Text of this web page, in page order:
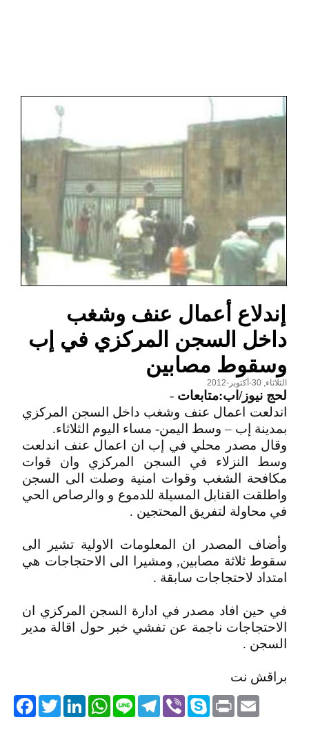
إندلاع أعمال عنف وشغب
داخل السجن المركزي في إب
وسقوط مصابين
الثلاثاء, 30-أكتوبر-2012
لحج نيوز/اب:متابعات -
اندلعت اعمال عنف وشغب داخل السجن المركزي
بمدينة إب – وسط اليمن- مساء اليوم الثلاثاء.
وقال مصدر محلي في إب ان اعمال عنف اندلعت
وسط النزلاء في السجن المركزي وان قوات
مكافحة الشغب وقوات امنية وصلت الى السجن
واطلقت القنابل المسيلة للدموع و والرصاص الحي
في محاولة لتفريق المحتجين .
وأضاف المصدر ان المعلومات الاولية تشير الى
سقوط ثلاثة مصابين, ومشيرا الى الاحتجاجات هي
امتداد لاحتجاجات سابقة .
في حين افاد مصدر في ادارة السجن المركزي ان
الاحتجاجات ناجمة عن تفشي خبر حول اقالة مدير
السجن .
براقش نت
TwitterLinkedIn
WhatsApp Line
Telegram ViberSkype PrintEmail